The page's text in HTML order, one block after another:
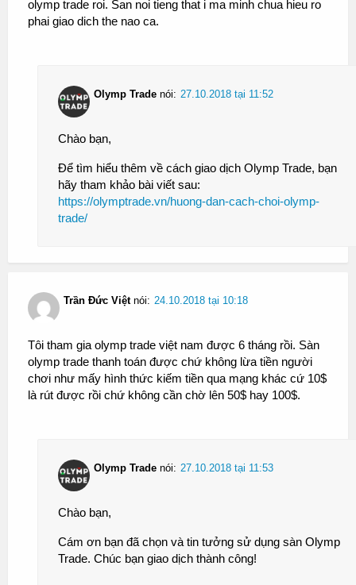
olymp trade roi. San noi tieng that i ma minh chua hieu ro
phai giao dich the nao ca.
Olymp Trade nói: 27.10.2018 tại 11:52
Chào bạn,
Để tìm hiểu thêm về cách giao dịch Olymp Trade, bạn
hãy tham khảo bài viết sau:
https://olymptrade.vn/huong-dan-cach-choi-olymp-
trade/
Trần Đức Việt nói: 24.10.2018 tại 10:18
Tôi tham gia olymp trade việt nam được 6 tháng rồi. Sàn
olymp trade thanh toán được chứ không lừa tiền người
chơi như mấy hình thức kiếm tiền qua mạng khác cứ 10$
là rút được rồi chứ không cần chờ lên 50$ hay 100$.
Olymp Trade nói: 27.10.2018 tại 11:53
Chào bạn,
Cám ơn bạn đã chọn và tin tưởng sử dụng sàn Olymp
Trade. Chúc bạn giao dịch thành công!